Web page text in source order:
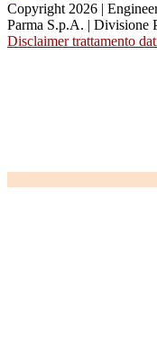
Copyright 2026 |
Parma S.p.A. | Divisione
Disclaimer trattamento